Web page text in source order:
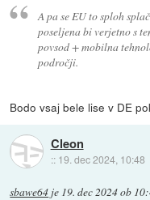
A pa se EU to sploh
poseljena bi verjetno s
povsod + mobilna
področji.
Bodo vsaj bele lise v DE
Cleon
:: 19. dec 2024, 10:48
sbawe64 je 19. dec 2024 ob